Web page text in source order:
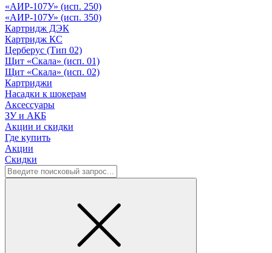
«АИР-107У» (исп. 250)
«АИР-107У» (исп. 350)
Картридж ДЭК
Картридж КС
Церберус (Тип 02)
Щит «Скала» (исп. 01)
Щит «Скала» (исп. 02)
Картриджи
Насадки к шокерам
Аксессуары
ЗУ и АКБ
Акции и скидки
Где купить
Акции
Скидки